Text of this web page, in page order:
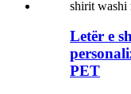
Letër e
PET